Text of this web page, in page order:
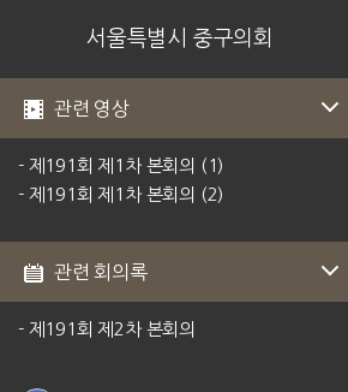
서울특별시 중구의회
관련 영상
- 제191회 제1차 본회의 (1)
- 제191회 제1차 본회의 (2)
관련 회의록
- 제191회 제2차 본회의